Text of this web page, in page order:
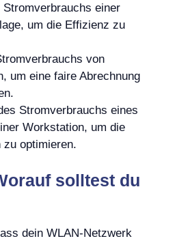
Stromverbrauchs einer
um die Effizienz zu
von
um eine faire Abrechnung
Stromverbrauchs eines
Workstation, um die
zu optimieren.
solltest du
dein WLAN-Netzwerk